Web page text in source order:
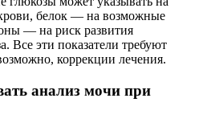
белок — на возможные
— на риск развития
Все эти показатели требуют
коррекции лечения.
анализ мочи при